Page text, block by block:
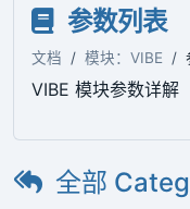
参数列表
文档 模块：VIBE
VIBE 模块参数详解
全部